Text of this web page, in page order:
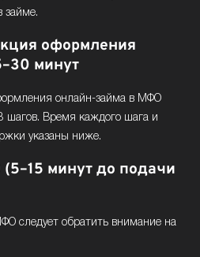
займе.
оформления
минут
онлайн-займа в МФО
шагов. Время каждого шага и
указаны ниже.
минут до подачи
следует обратить внимание на